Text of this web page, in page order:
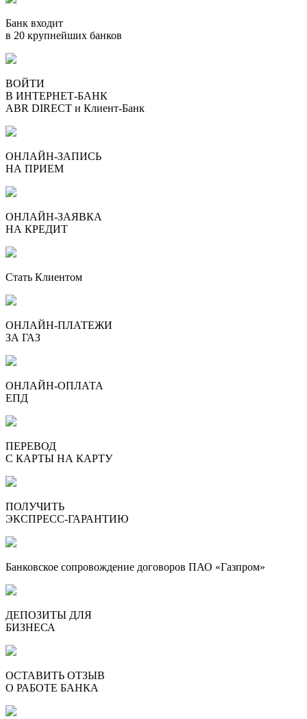
Банк входит
в 20 крупнейших банков
ВОЙТИ
В ИНТЕРНЕТ-БАНК
ABR DIRECT и Клиент-Банк
ОНЛАЙН-ЗАПИСЬ
НА ПРИЕМ
ОНЛАЙН-ЗАЯВКА
НА КРЕДИТ
Стать Клиентом
ОНЛАЙН-ПЛАТЕЖИ
ЗА ГАЗ
ОНЛАЙН-ОПЛАТА
ЕПД
ПЕРЕВОД
С КАРТЫ НА КАРТУ
ПОЛУЧИТЬ
ЭКСПРЕСС-ГАРАНТИЮ
Банковское сопровождение договоров ПАО «Газпром»
ДЕПОЗИТЫ ДЛЯ
БИЗНЕСА
ОСТАВИТЬ ОТЗЫВ
О РАБОТЕ БАНКА